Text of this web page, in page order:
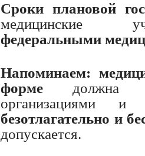
Сроки плановой
медицинские
федеральными
Напоминаем:
форме должна
организациями и
безотлагательно и
допускается.